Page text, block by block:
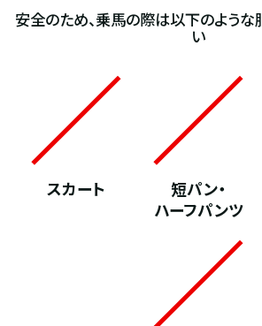
安全のため、乗馬の際は以下のような
い
スカート
短パン・
ハーフパンツ